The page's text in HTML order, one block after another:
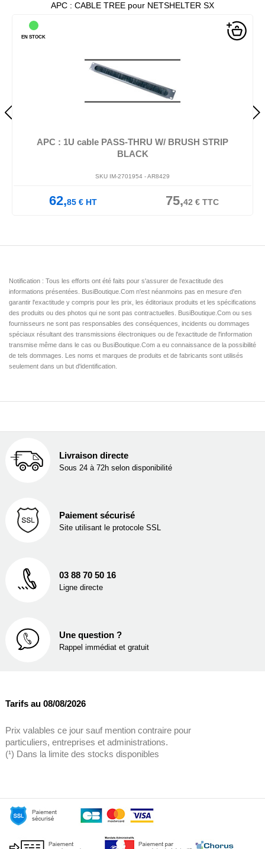
APC : CABLE TREE pour NETSHELTER SX
APC : 1U cable PASS-THRU W/ BRUSH STRIP
BLACK
SKU IM-2701954 -AR8429
62,85 € HT 75,42 €TTC
EN STOCK
Notification : Tous les efforts ont été faits pour s'assurer de l'exactitude des
informations présentées. BusiBoutique.Com n'est néanmoins pas en mesure d'en
garantir l'exactitude y compris pour les prix, les éditoriaux produits et les spécifications
des produits ou des photos qui ne sont pas contractuelles. BusiBoutique.Com ou ses
fournisseurs ne sont pas responsables des conséquences, incidents ou dommages
spéciaux résultant des transmissions électroniques ou de l'exactitude de l'information
transmise même dans le cas ou BusiBoutique.Com a eu connaissance de la possibilité
de tels dommages. Les noms et marques de produits et de fabricants sont utilisés
seulement dans un but d'identification.
Livraison directe
Sous 24 à 72h selon disponibilité
Paiement sécurisé
Site utilisant le protocole SSL
03 88 70 50 16
Ligne directe
Une question ?
Rappel immédiat et gratuit
Tarifs au 08/08/2026
Prix valables ce jour sauf mention contraire pour
particuliers, entreprises et administrations.
(¹) Dans la limite des stocks disponibles